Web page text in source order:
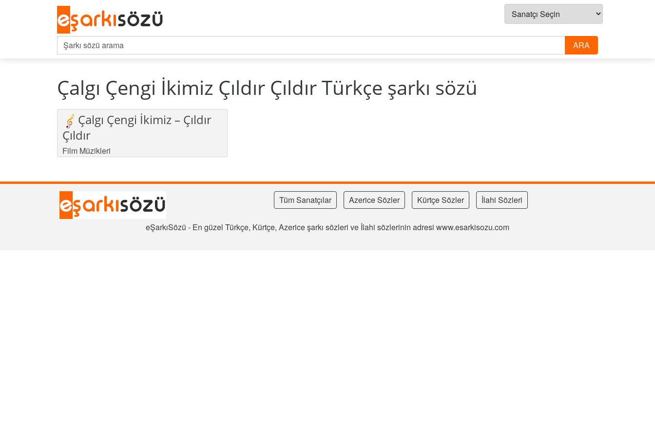
Çalgı Çengi İkimiz Çıldır Çıldır Türkçe şarkı sözü
Çalgı Çengi İkimiz – Çıldır
Çıldır
Film Müzikleri
Tüm Sanatçılar Azerice Sözler Kürtçe Sözler İlahi Sözleri
eŞarkıSözü - En güzel Türkçe, Kürtçe, Azerice şarkı sözleri ve İlahi sözlerinin adresi www.esarkisozu.com